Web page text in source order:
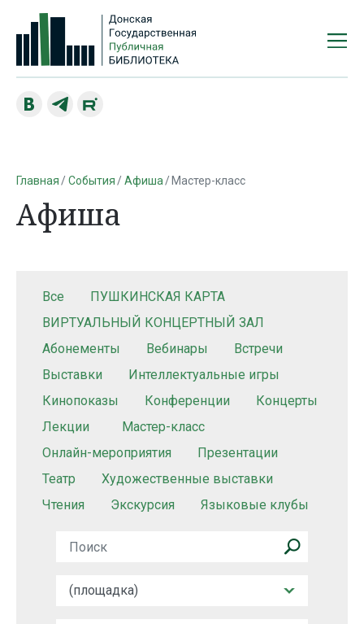
Главная События Афиша Мастер-класс
Афиша
Все
ПУШКИНСКАЯ КАРТА
ВИРТУАЛЬНЫЙ КОНЦЕРТНЫЙ ЗАЛ
Абонементы
Вебинары
Встречи
Выставки
Интеллектуальные игры
Кинопоказы
Конференции
Концерты
Лекции
Мастер-класс
Онлайн-мероприятия
Презентации
Театр
Художественные выставки
Чтения
Экскурсия Языковые клубы